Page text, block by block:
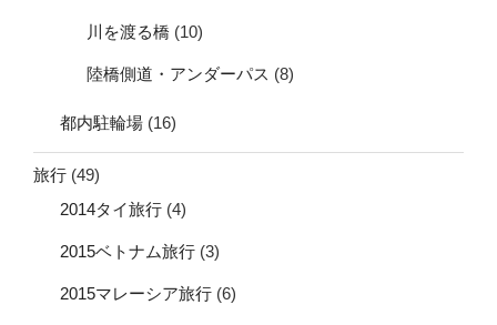
川を渡る橋 (10)
陸橋側道・アンダーパス (8)
都内駐輪場 (16)
旅行 (49)
2014タイ旅行 (4)
2015ベトナム旅行 (3)
2015マレーシア旅行 (6)